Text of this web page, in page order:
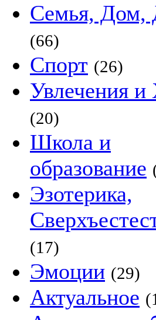
Семья, Дом,
(66)
Спорт (26)
Увлечения и
(20)
Школа и
образование
Эзотерика,
(17)
Эмоции (29)
Актуальное